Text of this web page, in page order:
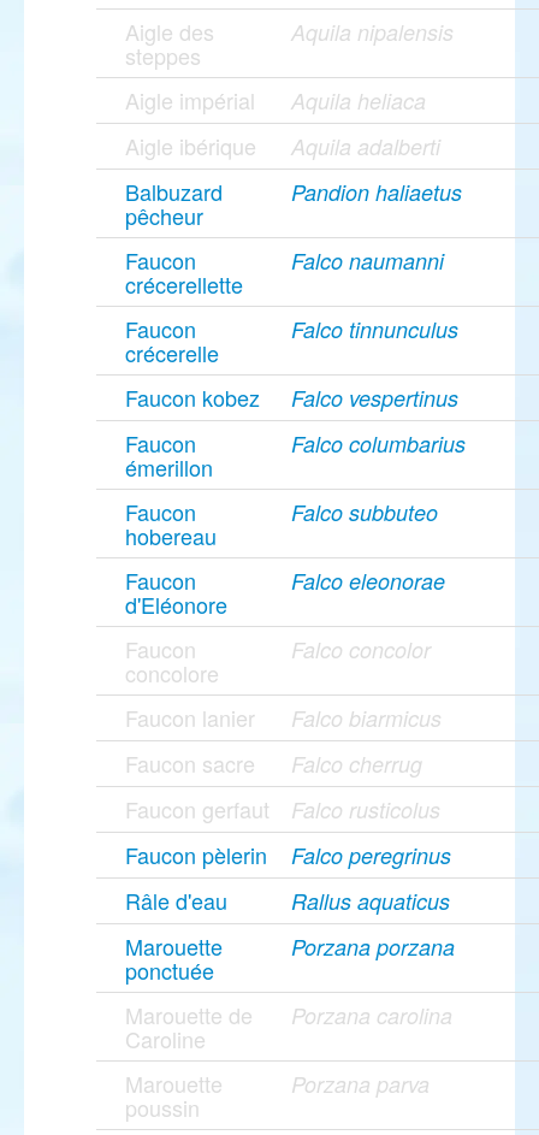
Aigle des
steppes
Aquila nipalensis
Aigle impérial Aquila heliaca
Aigle ibérique Aquila adalberti
Balbuzard
pêcheur
Pandion haliaetus
Faucon
crécerellette
Falco naumanni
Faucon
crécerelle
Falco tinnunculus
Faucon kobez Falco vespertinus
Faucon
émerillon
Falco columbarius
Faucon
hobereau
Falco subbuteo
Faucon
d'Eléonore
Falco eleonorae
Faucon
concolore
Falco concolor
Faucon lanier Falco biarmicus
Faucon sacre Falco cherrug
Faucon gerfaut Falco rusticolus
Faucon pèlerin Falco peregrinus
Râle d'eau Rallus aquaticus
Marouette
ponctuée
Porzana porzana
Marouette de
Caroline
Porzana carolina
Marouette
poussin
Porzana parva